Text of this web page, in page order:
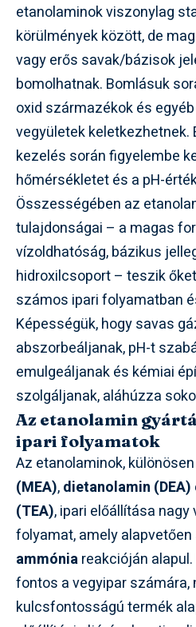
etanolaminok viszonylag
körülmények között, de
vagy erős savak/bázisok
bomolhatnak. Bomlásuk
oxid származékok és
vegyületek keletkezhetnek.
kezelés során figyelembe
hőmérsékletet és a pH-
Összességében az
tulajdonságai – a magas
vízoldhatóság, bázikus
hidroxilcsoport – teszik
számos ipari folyamatban
Képességük, hogy savas
abszorbeáljanak, pH-t
emulgeáljanak és kémiai
szolgáljanak, aláhúzza
Az etanolamin
ipari folyamatok
Az etanolaminok,
(MEA),dietanolamin (DEA)
(TEA), ipari előállítása
folyamat, amely alapvetően
ammóniareakcióján
fontos a vegyipar számára,
kulcsfontosságú termék